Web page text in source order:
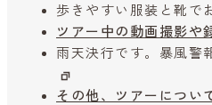
歩きやすい服装と靴で
ツアー中の動画撮影や
雨天決行です。暴風警
その他、ツアーについ